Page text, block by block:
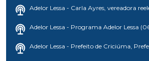
Adelor Lessa - Carla Ayres, vereadora
Adelor Lessa - Programa Adelor Lessa
Adelor Lessa - Prefeito de Criciúma,